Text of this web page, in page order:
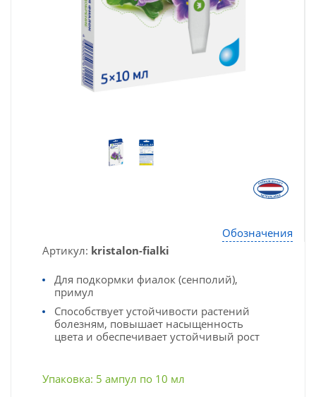
Обозначения
Артикул: kristalon-fialki
Для подкормки фиалок (сенполий),
примул
Способствует устойчивости растений
болезням, повышает насыщенность
цвета и обеспечивает устойчивый рост
Упаковка: 5 ампул по 10 мл